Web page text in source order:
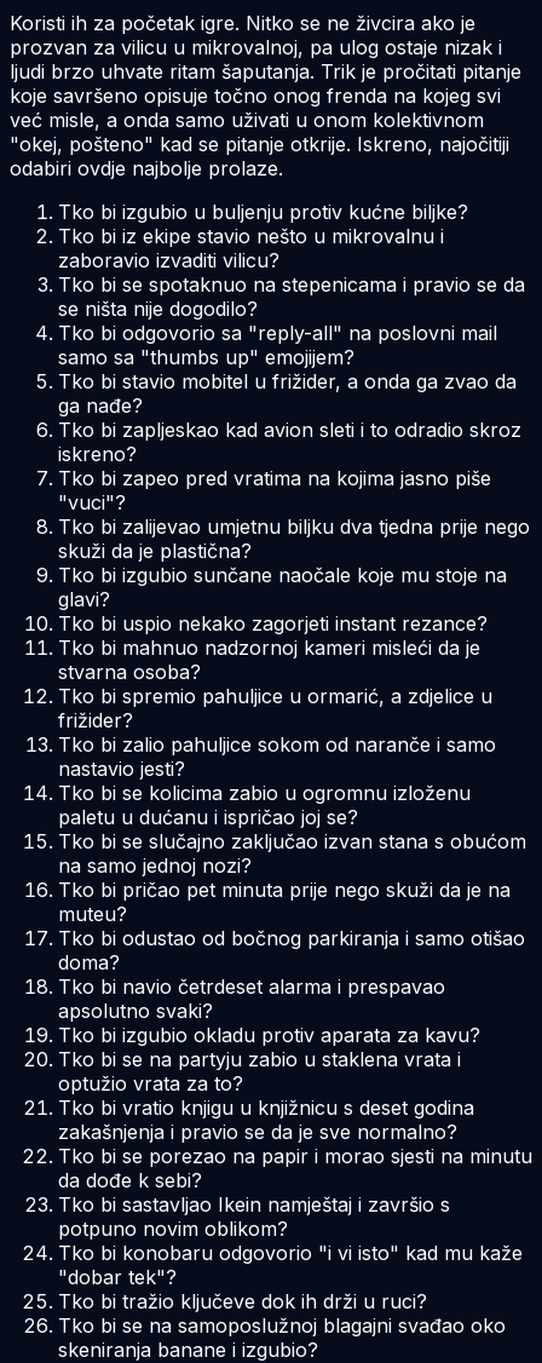
Koristi ih za početak igre. Nitko se ne živcira ako je
prozvan za vilicu u mikrovalnoj, pa ulog ostaje nizak i
ljudi brzo uhvate ritam šaputanja. Trik je pročitati pitanje
koje savršeno opisuje točno onog frenda na kojeg svi
već misle, a onda samo uživati u onom kolektivnom
"okej, pošteno" kad se pitanje otkrije. Iskreno, najočitiji
odabiri ovdje najbolje prolaze.
Tko bi izgubio u buljenju protiv kućne biljke?
Tko bi iz ekipe stavio nešto u mikrovalnu i
zaboravio izvaditi vilicu?
Tko bi se spotaknuo na stepenicama i pravio se da
se ništa nije dogodilo?
Tko bi odgovorio sa "reply-all" na poslovni mail
samo sa "thumbs up" emojijem?
Tko bi stavio mobitel u frižider, a onda ga zvao da
ga nađe?
Tko bi zapljeskao kad avion sleti i to odradio skroz
iskreno?
Tko bi zapeo pred vratima na kojima jasno piše
"vuci"?
Tko bi zalijevao umjetnu biljku dva tjedna prije nego
skuži da je plastična?
Tko bi izgubio sunčane naočale koje mu stoje na
glavi?
Tko bi uspio nekako zagorjeti instant rezance?
Tko bi mahnuo nadzornoj kameri misleći da je
stvarna osoba?
Tko bi spremio pahuljice u ormarić, a zdjelice u
frižider?
Tko bi zalio pahuljice sokom od naranče i samo
nastavio jesti?
Tko bi se kolicima zabio u ogromnu izloženu
paletu u dućanu i ispričao joj se?
Tko bi se slučajno zaključao izvan stana s obućom
na samo jednoj nozi?
Tko bi pričao pet minuta prije nego skuži da je na
muteu?
Tko bi odustao od bočnog parkiranja i samo otišao
doma?
Tko bi navio četrdeset alarma i prespavao
apsolutno svaki?
Tko bi izgubio okladu protiv aparata za kavu?
Tko bi se na partyju zabio u staklena vrata i
optužio vrata za to?
Tko bi vratio knjigu u knjižnicu s deset godina
zakašnjenja i pravio se da je sve normalno?
Tko bi se porezao na papir i morao sjesti na minutu
da dođe k sebi?
Tko bi sastavljao Ikein namještaj i završio s
potpuno novim oblikom?
Tko bi konobaru odgovorio "i vi isto" kad mu kaže
"dobar tek"?
Tko bi tražio ključeve dok ih drži u ruci?
Tko bi se na samoposlužnoj blagajni svađao oko
skeniranja banane i izgubio?